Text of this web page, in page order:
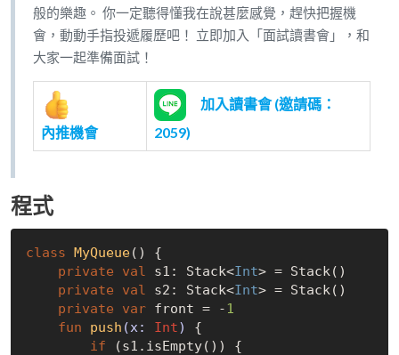
般的樂趣。 你一定聽得懂我在說甚麼感覺，趕快把握機
會，動動手指投遞履歷吧！ 立即加入「面試讀書會」，和
大家一起準備面試！
內推機會
加入讀書會 (邀請碼：
2059)
程式
class MyQueue() {
private
val s1: Stack<Int> = Stack()
private
val s2: Stack<Int> = Stack()
private
var front = -1
fun
push (x: Int)
{
if (s1.isEmpty()) {